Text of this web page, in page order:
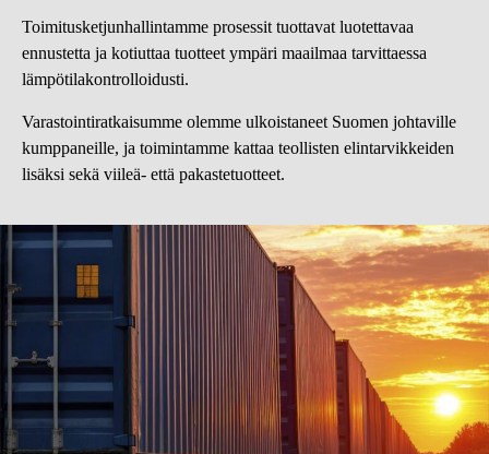
Toimitusketjunhallintamme prosessit tuottavat luotettavaa
ennustetta ja kotiuttaa tuotteet ympäri maailmaa tarvittaessa
lämpötilakontrolloidusti.
Varastointiratkaisumme olemme ulkoistaneet Suomen johtaville
kumppaneille, ja toimintamme kattaa teollisten elintarvikkeiden
lisäksi sekä viileä- että pakastetuotteet.